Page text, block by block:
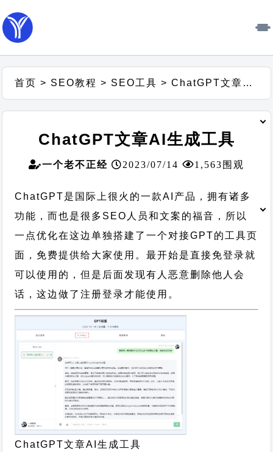
首页 > SEO教程 > SEO工具 >ChatGPT文章AI生成工具
ChatGPT文章AI生成工具
一个老不正经 2023/07/14 1,563围观
ChatGPT是国际上很火的一款AI产品，拥有诸多
功能，而也是很多SEO人员和文案的福音，所以
一点优化在这边单独搭建了一个对接GPT的工具页
面，免费提供给大家使用。最开始是直接免登录就
可以使用的，但是后面发现有人恶意删除他人会
话，这边做了注册登录才能使用。
ChatGPT文章AI生成工具